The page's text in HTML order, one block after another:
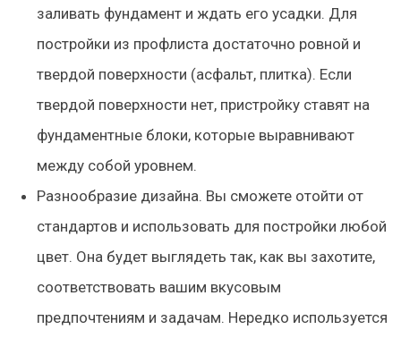
заливать фундамент и ждать его усадки. Для
постройки из профлиста достаточно ровной и
твердой поверхности (асфальт, плитка). Если
твердой поверхности нет, пристройку ставят на
фундаментные блоки, которые выравнивают
между собой уровнем.
Разнообразие дизайна. Вы сможете отойти от
стандартов и использовать для постройки любой
цвет. Она будет выглядеть так, как вы захотите,
соответствовать вашим вкусовым
предпочтениям и задачам. Нередко используется